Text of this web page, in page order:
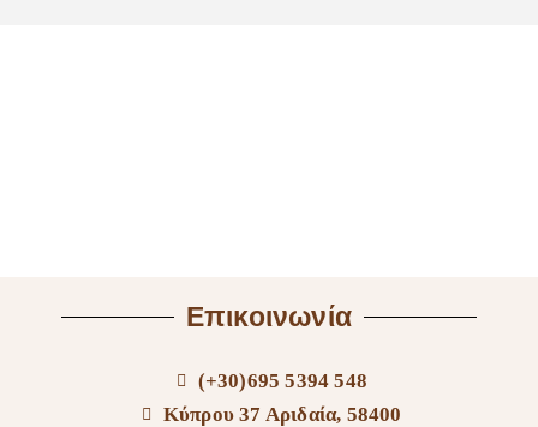
Επικοινωνία
(+30)695 5394 548
Κύπρου 37 Αριδαία, 58400